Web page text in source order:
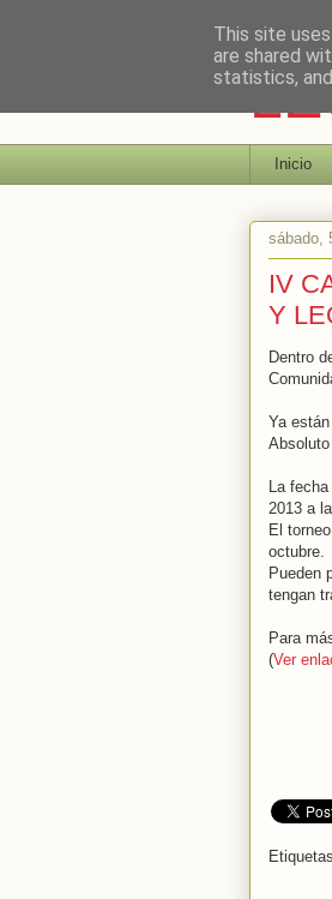
Inicio
sábado,
IV
Y
Dentro
Ya
La
2013 a
El
octubre.
Pueden
tengan
Para
(Ver
This site
are shared
statistics,